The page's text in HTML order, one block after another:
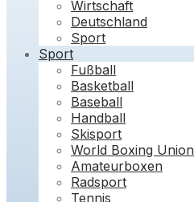
Wirtschaft
Deutschland
Sport
Sport
Fußball
Basketball
Baseball
Handball
Skisport
World Boxing Union
Amateurboxen
Radsport
Tennis